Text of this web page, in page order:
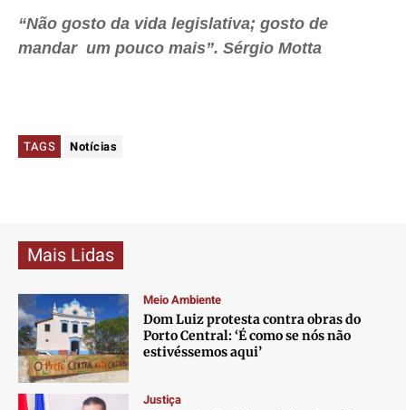
“Não gosto da vida legislativa; gosto de
mandar um pouco mais”. Sérgio Motta
TAGS Notícias
Mais Lidas
Meio Ambiente
Dom Luiz protesta contra obras do
Porto Central: ‘É como se nós não
estivéssemos aqui’
Justiça